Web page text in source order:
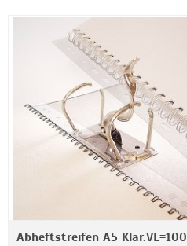
Abheftstreifen A5 Klar.VE=100